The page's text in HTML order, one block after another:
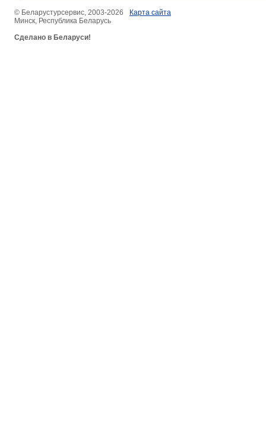
© ​Беларустурсервис, 2003-2026
Минск, Республика Беларусь
Сделано в Беларуси!
Карта сайта